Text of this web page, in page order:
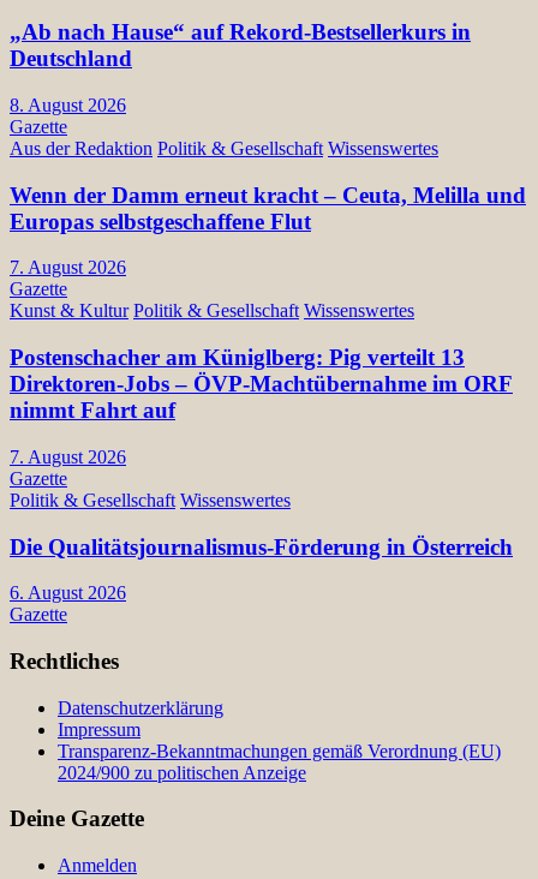
„Ab nach Hause“ auf Rekord-Bestsellerkurs in
Deutschland
8. August 2026
Gazette
Aus der Redaktion Politik & Gesellschaft Wissenswertes
Wenn der Damm erneut kracht – Ceuta, Melilla und
Europas selbstgeschaffene Flut
7. August 2026
Gazette
Kunst & Kultur Politik & Gesellschaft Wissenswertes
Postenschacher am Küniglberg: Pig verteilt 13
Direktoren-Jobs – ÖVP-Machtübernahme im ORF
nimmt Fahrt auf
7. August 2026
Gazette
Politik & Gesellschaft Wissenswertes
Die Qualitätsjournalismus-Förderung in Österreich
6. August 2026
Gazette
Rechtliches
Datenschutzerklärung
Impressum
Transparenz-Bekanntmachungen gemäß Verordnung (EU)
2024/900 zu politischen Anzeige
Deine Gazette
Anmelden